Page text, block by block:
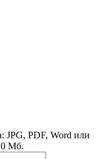
JPG, PDF, Word или
Мб.